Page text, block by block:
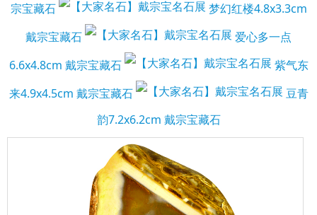
宗宝藏石
梦幻红楼4.8x3.3cm
戴宗宝藏石
爱心多一点
6.6x4.8cm 戴宗宝藏石
紫气东
来4.9x4.5cm 戴宗宝藏石
豆青
韵7.2x6.2cm 戴宗宝藏石